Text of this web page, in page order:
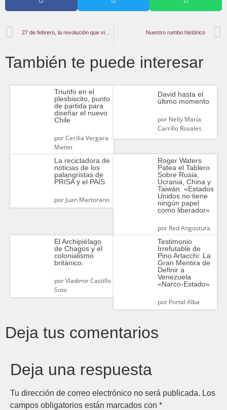
Nuestro rumbo histórico
También te puede interesar
Triunfo en el
plesbiscito, punto
de partida para
diseñar el nuevo
Chile
porCecilia Vergara
Mattei
David hasta el
último momento
porNelly María
Carrillo Rosales
La recicladora de
noticias de los
palangristas de
PRISA y el PAÍS
porJuan Martorano
Roger Waters
Patea el Tablero
Sobre Rusia,
Ucrania, China y
Taiwán: «Estados
Unidos no tiene
ningún papel
como liberador»
porRed Angostura
El Archipiélago
de Chagos y el
colonialismo
británico.
porVladimir Castillo
Soto
Testimonio
Irrefutable de
Pino Arlacchi: La
Gran Mentira de
Definir a
Venezuela
«Narco-Estado»
porPortal Alba
Deja tus comentarios
Deja una respuesta
Tu dirección de correo electrónico no será publicada. Los
campos obligatorios están marcados con *